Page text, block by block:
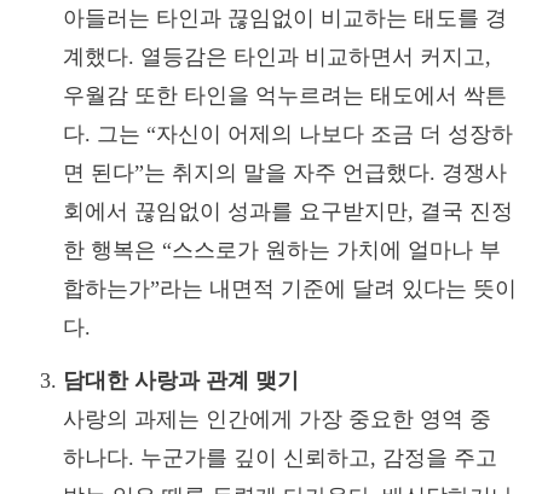
아들러는 타인과 끊임없이 비교하는 태도를 경
계했다. 열등감은 타인과 비교하면서 커지고,
우월감 또한 타인을 억누르려는 태도에서 싹튼
다. 그는 “자신이 어제의 나보다 조금 더 성장하
면 된다”는 취지의 말을 자주 언급했다. 경쟁사
회에서 끊임없이 성과를 요구받지만, 결국 진정
한 행복은 “스스로가 원하는 가치에 얼마나 부
합하는가”라는 내면적 기준에 달려 있다는 뜻이
다.
담대한 사랑과 관계 맺기
사랑의 과제는 인간에게 가장 중요한 영역 중
하나다. 누군가를 깊이 신뢰하고, 감정을 주고